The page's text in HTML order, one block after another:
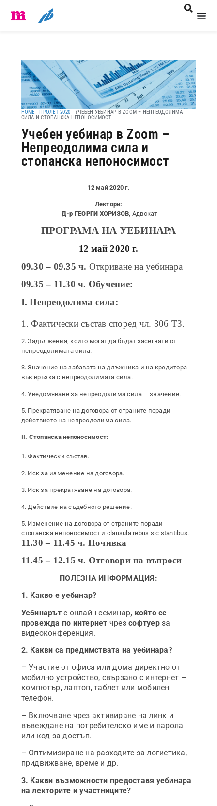
HOME - ПРОЛЕТ 2020 - УЧЕБЕН УЕБИНАР В ZOOM – НЕПРЕОДОЛИМА
СИЛА И СТОПАНСКА НЕПОНОСИМОСТ
Учебен уебинар в Zoom –
Непреодолима сила и
стопанска непоносимост
12 май 2020 г.
Лектори:
Д-р ГЕОРГИ ХОРИЗОВ, Адвокат
ПРОГРАМА НА УЕБИНАРА
12 май 2020 г.
09.30 – 09.35 ч. Откриване на уебинара
09.35 – 11.30 ч. Обучение:
I. Непреодолима сила:
1. Фактически състав според чл. 306 ТЗ.
2. Задължения, които могат да бъдат засегнати от
непреодолимата сила.
3. Значение на забавата на длъжника и на кредитора
във връзка с непреодолимата сила.
4. Уведомяване за непреодолима сила – значение.
5. Прекратяване на договора от страните поради
действието на непреодолима сила.
II. Стопанска непоносимост:
1. Фактически състав.
2. Иск за изменение на договора.
3. Иск за прекратяване на договора.
4. Действие на съдебното решение.
5. Изменение на договора от страните поради
стопанска непоносимост и clausula rebus sic stantibus.
11.30 – 11.45 ч. Почивка
11.45 – 12.15 ч. Отговори на въпроси
ПОЛЕЗНА ИНФОРМАЦИЯ:
1. Какво е уебинар?
Уебинаръте онлайн семинар, който се
провежда по интернет чрезсофтуерза
видеоконференция.
2. Какви са предимствата на уебинара?
– Участие от офиса или дома директно от
мобилно устройство, свързано с интернет –
компютър, лаптоп, таблет или мобилен
телефон.
– Включване чрез активиране на линк и
въвеждане на потребителско име и парола
или код за достъп.
– Оптимизиране на разходите за логистика,
придвижване, време и др.
3. Какви възможности предоставя уебинара
на лекторите и участниците?